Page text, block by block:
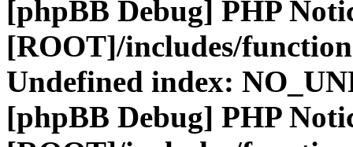
[phpBB Debug] PHP
[ROOT]/includes/
Undefined index:
[phpBB Debug] PHP